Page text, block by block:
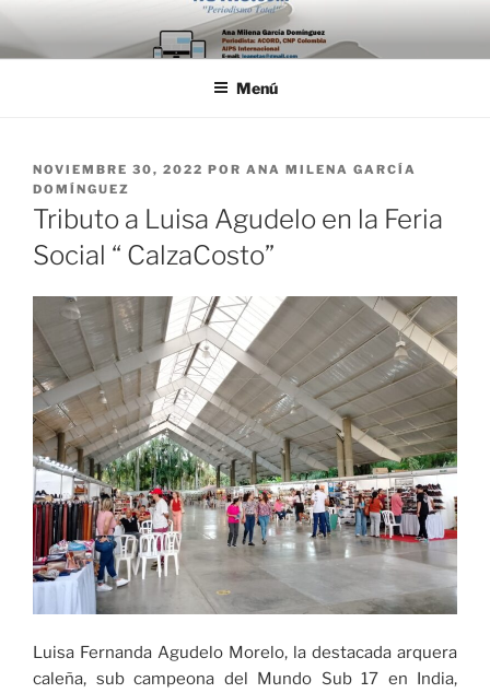
Saltar
al
contenido
Menú
PUBLICADO
EL
NOVIEMBRE 30, 2022 POR ANA MILENA GARCÍA
DOMÍNGUEZ
Tributo a Luisa Agudelo en la Feria
Social “ CalzaCosto”
Luisa Fernanda Agudelo Morelo, la destacada arquera
caleña, sub campeona del Mundo Sub 17 en India,